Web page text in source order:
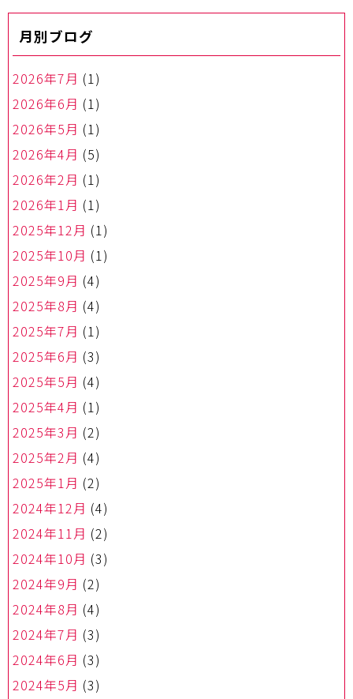
月別ブログ
2026年7月 (1)
2026年6月 (1)
2026年5月 (1)
2026年4月 (5)
2026年2月 (1)
2026年1月 (1)
2025年12月 (1)
2025年10月 (1)
2025年9月 (4)
2025年8月 (4)
2025年7月 (1)
2025年6月 (3)
2025年5月 (4)
2025年4月 (1)
2025年3月 (2)
2025年2月 (4)
2025年1月 (2)
2024年12月 (4)
2024年11月 (2)
2024年10月 (3)
2024年9月 (2)
2024年8月 (4)
2024年7月 (3)
2024年6月 (3)
2024年5月 (3)